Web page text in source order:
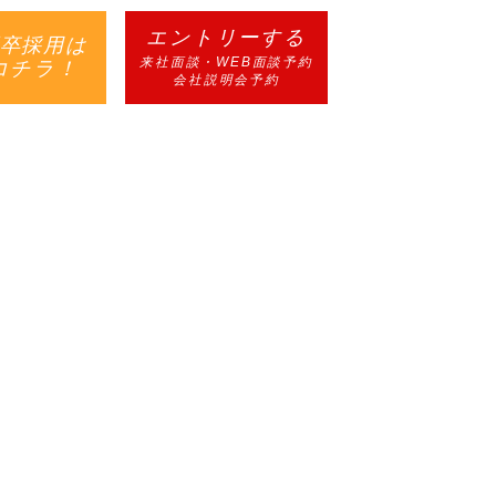
採用は
チラ！
エントリーする
来社面談・WEB面談予約
会社説明会予約